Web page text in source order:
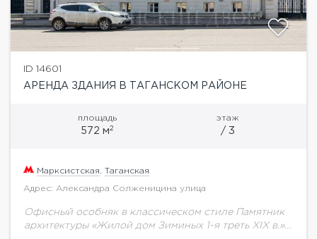
ID 14601
АРЕНДА ЗДАНИЯ В ТАГАНСКОМ РАЙОНЕ
площадь
572 м2
этаж
/ 3
Марксистская Таганская
Адрес: Александра Солженицина улица
Офисный особняк в классическом стиле Памятник
архитектуры «Жилой дом Зиминых 1-я треть XIX в.»